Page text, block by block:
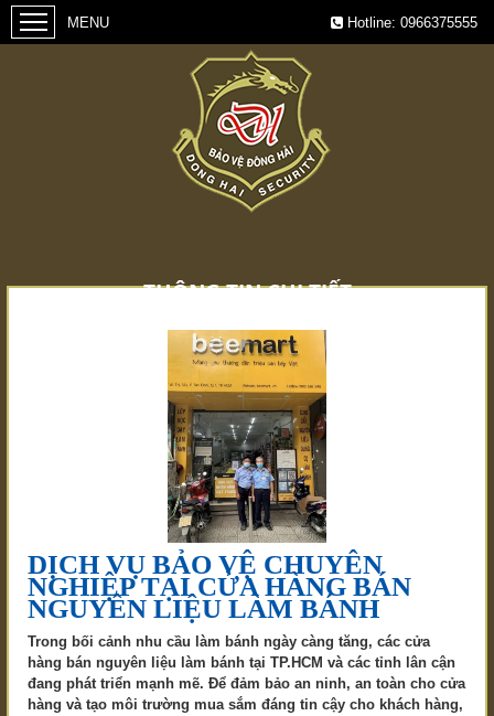
Hotline: 0966375555
THÔNG TIN CHI TIẾT
DỊCH VỤ BẢO VỆ CHUYÊN
NGHIỆP TẠI CỬA HÀNG BÁN
NGUYÊN LIỆU LÀM BÁNH
Trong bối cảnh nhu cầu làm bánh ngày càng tăng, các cửa
hàng bán nguyên liệu làm bánh tại TP.HCM và các tỉnh lân cận
đang phát triển mạnh mẽ. Để đảm bảo an ninh, an toàn cho cửa
hàng và tạo môi trường mua sắm đáng tin cậy cho khách hàng,